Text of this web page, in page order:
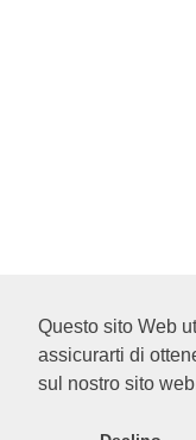
Questo sito Web
assicurarti di
sul nostro sito